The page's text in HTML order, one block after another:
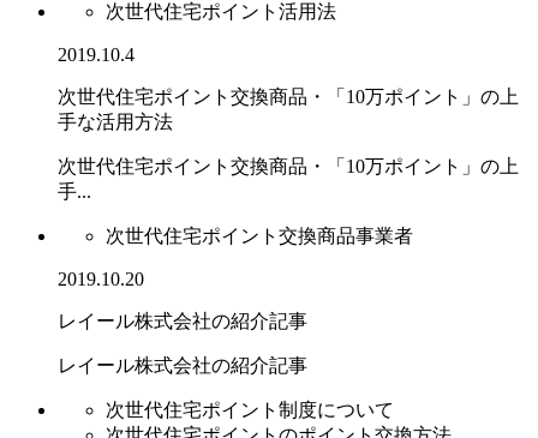
次世代住宅ポイント活用法
2019.10.4
次世代住宅ポイント交換商品・「10万ポイント」の上
手な活用方法
次世代住宅ポイント交換商品・「10万ポイント」の上
手...
次世代住宅ポイント交換商品事業者
2019.10.20
レイール株式会社の紹介記事
レイール株式会社の紹介記事
次世代住宅ポイント制度について